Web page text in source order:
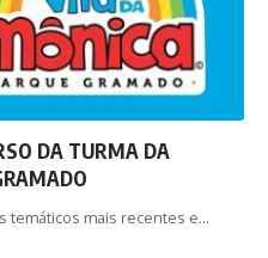
DA TURMA DA
temáticos mais recentes e…